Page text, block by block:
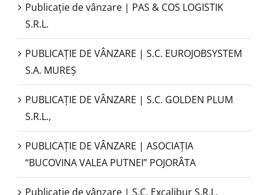
Publicație de vânzare | PAS & COS LOGISTIK
S.R.L.
PUBLICAŢIE DE VÂNZARE | S.C. EUROJOBSYSTEM
S.A. MUREȘ
PUBLICAȚIE DE VÂNZARE | S.C. GOLDEN PLUM
S.R.L.,
PUBLICAŢIE DE VÂNZARE | ASOCIAȚIA
“BUCOVINA VALEA PUTNEI” POJORÂTA
Publicație de vânzare | S.C. Excalibur S.R.L.